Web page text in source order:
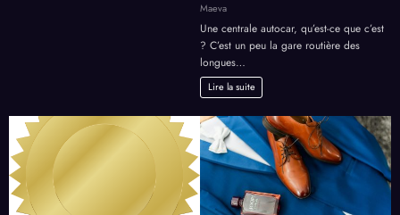
Maeva
Une centrale autocar, qu’est-ce que c’est
? C’est un peu la gare routière des
longues…
Lire la suite